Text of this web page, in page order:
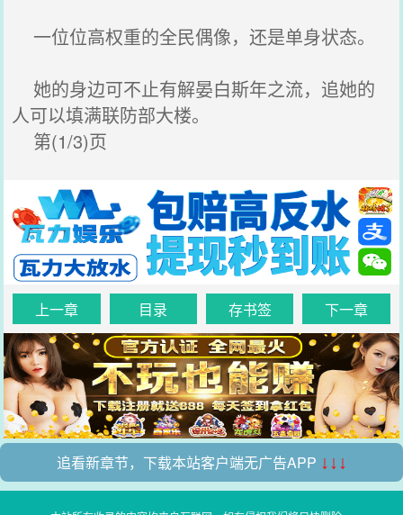
一位位高权重的全民偶像，还是单身状态。
她的身边可不止有解晏白斯年之流，追她的
人可以填满联防部大楼。
第(1/3)页
上一章 目录 存书签 下一章
追看新章节，下载本站客户端无广告APP ↓↓↓